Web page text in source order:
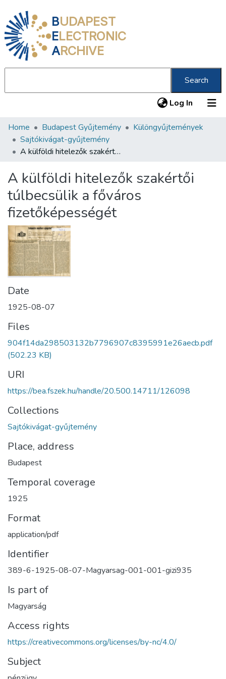
BUDAPEST
ELECTRONIC
ARCHIVE
Search
Log In (current)
Communities & Collections
All of DSpace
About us
Home Budapest Gyűjtemény
Különgyűjtemények
Sajtókivágat-gyűjtemény
A külföldi hitelezők szakértői túlbecsülik a főváros fizetőképességét
A külföldi hitelezők szakértői
túlbecsülik a főváros
fizetőképességét
Date
1925-08-07
Files
904f14da298503132b7796907c8395991e26aecb.pdf
(502.23 KB)
URI
https://bea.fszek.hu/handle/20.500.14711/126098
Collections
Sajtókivágat-gyűjtemény
Place, address
Budapest
Temporal coverage
1925
Format
application/pdf
Identifier
389-6-1925-08-07-Magyarsag-001-001-gizi935
Is part of
Magyarság
Access rights
https://creativecommons.org/licenses/by-nc/4.0/
Subject